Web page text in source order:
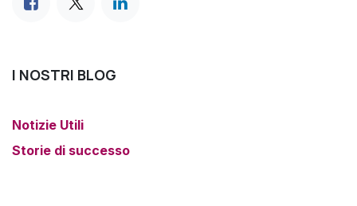
I NOSTRI BLOG
Notizie Utili
Storie di successo